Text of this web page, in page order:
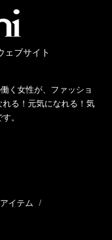
ェブサイト
く女性が、ファッショ
る！元気になれる！気
。
イテム /